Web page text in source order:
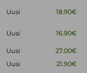
Uusi 18.90€
Uusi 16.90€
Uusi
27.00€
Uusi
21.90€